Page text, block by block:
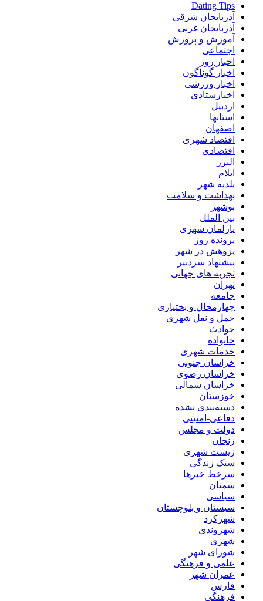
Dating Tips
آذربایجان شرقی
آذربایجان غربی
آموزش و پرورش
اجتماعی
اخبار روز
اخبار گوناگون
اخبار ورزشی
اخبارستادی
اردبیل
استانها
اصفهان
اقتصاد شهری
اقتصادی
البرز
ایلام
بلدیه شهر
بهداشت و سلامت
بوشهر
بین الملل
پارلمان شهری
پرونده روز
پژوهش در شهر
پیشنهاد سردبیر
تجربه های جهانی
تهران
جامعه
چهارمحال و بختیاری
حمل و نقل شهری
حوادث
خانواده
خدمات شهری
خراسان جنوبی
خراسان رضوی
خراسان شمالی
خوزستان
دسته‌بندی نشده
دفاعی-امنیتی
دولت و مجلس
زنجان
زیست شهری
سبک زندگی
سرخط خبرها
سمنان
سیاسی
سیستان و بلوچستان
شهرکرد
شهروندی
شهری
شورای شهر
علمی و فرهنگی
عمران شهر
فارس
فرهنگی